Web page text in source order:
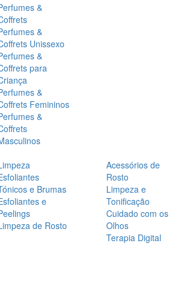
&
&
Unissexo
&
para
&
Femininos
&
e Brumas
e
de Rosto
Acessórios de
Rosto
Limpeza e
Tonificação
Cuidado com os
Olhos
Terapia Digital